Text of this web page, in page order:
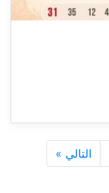
التالي »